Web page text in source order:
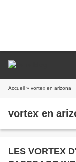
Accueil » vortex en arizona
vortex en
LES VORTEX